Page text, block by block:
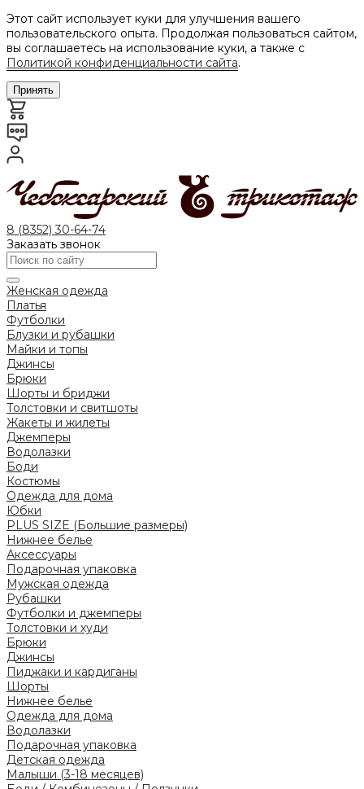
Этот сайт использует куки для улучшения вашего
пользовательского опыта. Продолжая пользоваться сайтом,
вы соглашаетесь на использование куки, а также с
Политикой конфиденциальности сайта.
Принять
8 (8352) 30-64-74
Заказать звонок
Женская одежда
Платья
Футболки
Блузки и рубашки
Майки и топы
Джинсы
Брюки
Шорты и бриджи
Толстовки и свитшоты
Жакеты и жилеты
Джемперы
Водолазки
Боди
Костюмы
Одежда для дома
Юбки
PLUS SIZE (Большие размеры)
Нижнее белье
Аксессуары
Подарочная упаковка
Мужская одежда
Рубашки
Футболки и джемперы
Толстовки и худи
Брюки
Джинсы
Пиджаки и кардиганы
Шорты
Нижнее белье
Одежда для дома
Водолазки
Подарочная упаковка
Детская одежда
Малыши (3-18 месяцев)